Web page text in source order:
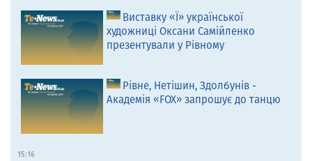
Виставку «Ї» української
художниці Оксани Самійленко
презентували у Рівному
Рівне, Нетішин, Здолбунів -
Академія «FOX» запрошує до танцю
15:16